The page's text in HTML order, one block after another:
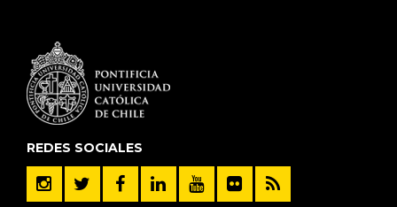
REDES SOCIALES